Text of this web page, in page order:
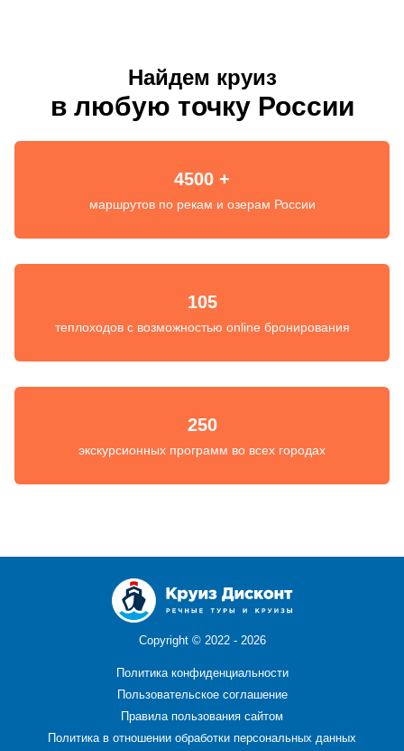
Найдем круиз
в любую точку России
4500 +
маршрутов по рекам и озерам России
105
теплоходов с возможностью online бронирования
250
экскурсионных программ во всех городах
Copyright © 2022 - 2026
Политика конфиденциальности
Пользовательское соглашение
Правила пользования сайтом
Политика в отношении обработки персональных данных